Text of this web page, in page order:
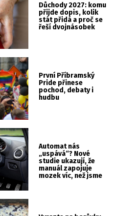
Důchody 2027: komu
přijde dopis, kolik
stát přidá a proč se
řeší dvojnásobek
První Příbramský
Pride přinese
pochod, debaty i
hudbu
Automat nás
„uspává“? Nové
studie ukazují, že
manuál zapojuje
mozek víc, než jsme